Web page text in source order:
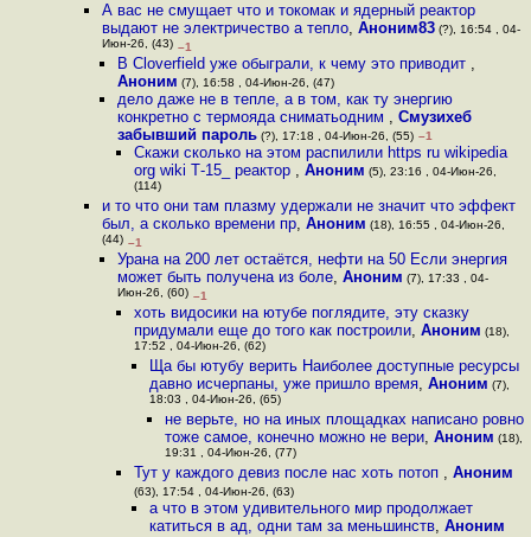
А вас не смущает что и токомак и ядерный реактор
выдают не электричество а тепло, Аноним83(?), 16:54 , 04-
Июн-26, (43) –1
В Cloverfield уже обыграли, к чему это приводит ,
Аноним (7), 16:58 , 04-Июн-26, (47)
дело даже не в тепле, а в том, как ту энергию
конкретно с термояда сниматьодним ,Смузихеб
забывший пароль (?), 17:18 , 04-Июн-26, (55) –1
Скажи сколько на этом распилили https ru wikipedia
org wiki Т-15_ реактор , Аноним (5), 23:16 , 04-Июн-26,
(114)
и то что они там плазму удержали не значит что эффект
был, а сколько времени пр, Аноним (18), 16:55 , 04-Июн-26,
(44) –1
Урана на 200 лет остаётся, нефти на 50 Если энергия
может быть получена из боле,Аноним (7), 17:33 , 04-
Июн-26, (60) –1
хоть видосики на ютубе поглядите, эту сказку
придумали еще до того как построили, Аноним (18),
17:52 , 04-Июн-26, (62)
Ща бы ютубу верить Наиболее доступные ресурсы
давно исчерпаны, уже пришло время, Аноним (7),
18:03 , 04-Июн-26, (65)
не верьте, но на иных площадках написано ровно
тоже самое, конечно можно не вери,Аноним (18),
19:31 , 04-Июн-26, (77)
Тут у каждого девиз после нас хоть потоп , Аноним
(63), 17:54 , 04-Июн-26, (63)
а что в этом удивительного мир продолжает
катиться в ад, одни там за меньшинств, Аноним